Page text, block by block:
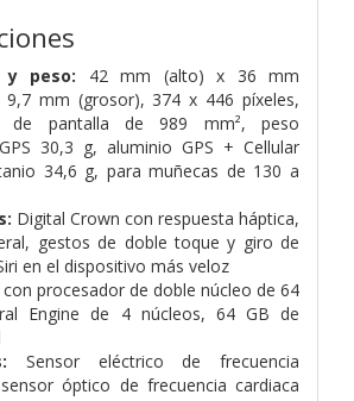
y peso: 42 mm (alto) x 36 mm
9,7 mm (grosor), 374 x 446 píxeles,
de pantalla de 989 mm², peso
30,3 g, aluminio GPS + Cellular
34,6 g, para muñecas de 130 a
Digital Crown con respuesta háptica,
gestos de doble toque y giro de
en el dispositivo más veloz
con procesador de doble núcleo de 64
Engine de 4 núcleos, 64 GB de
Sensor eléctrico de frecuencia
óptico de frecuencia cardiaca